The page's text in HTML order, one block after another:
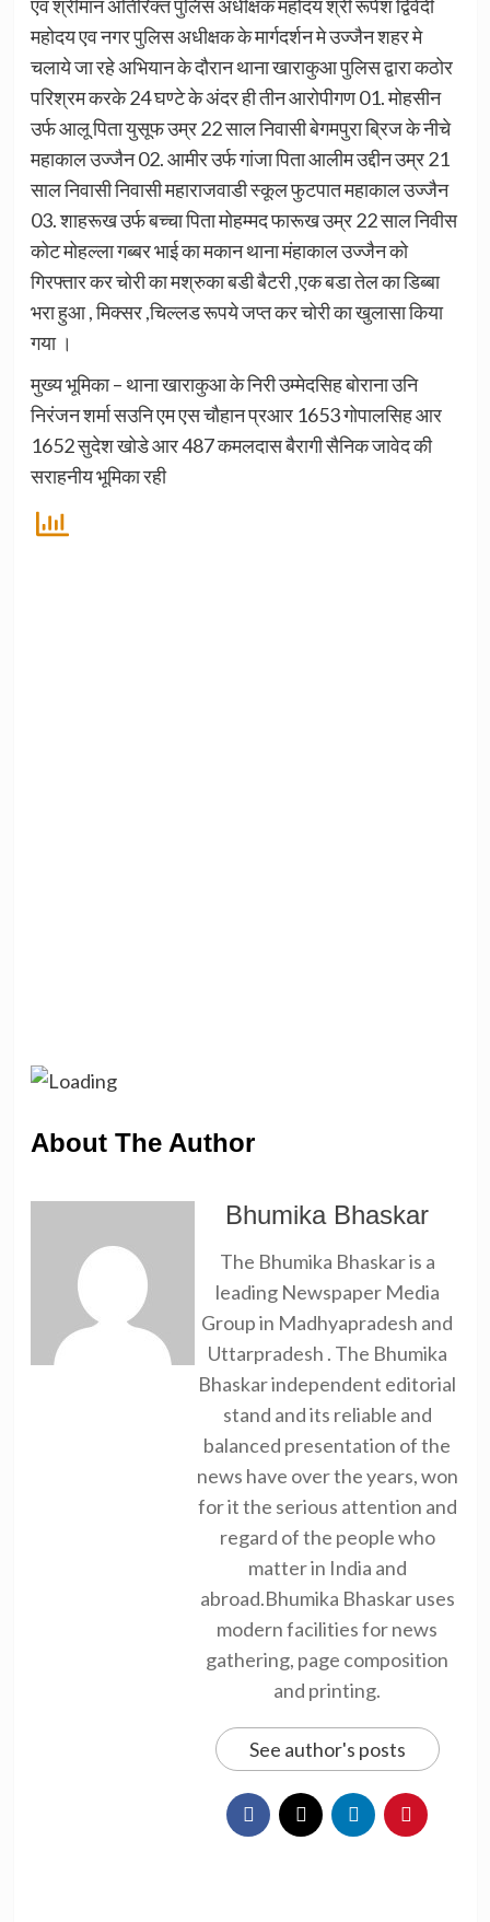
एव श्रीमान अतिरिक्त पुलिस अधीक्षक महोदय श्री रूपेश द्विवेदी
महोदय एव नगर पुलिस अधीक्षक के मार्गदर्शन मे उज्जैन शहर मे
चलाये जा रहे अभियान के दौरान थाना खाराकुआ पुलिस द्वारा कठोर
परिश्रम करके 24 घण्टे के अंदर ही तीन आरोपीगण 01. मोहसीन
उर्फ आलू पिता युसूफ उम्र 22 साल निवासी बेगमपुरा ब्रिज के नीचे
महाकाल उज्जैन 02. आमीर उर्फ गांजा पिता आलीम उद्दीन उम्र 21
साल निवासी निवासी महाराजवाडी स्कूल फुटपात महाकाल उज्जैन
03. शाहरूख उर्फ बच्चा पिता मोहम्मद फारूख उम्र 22 साल निवीस
कोट मोहल्ला गब्बर भाई का मकान थाना मंहाकाल उज्जैन को
गिरफ्तार कर चोरी का मश्रुका बडी बैटरी ,एक बडा तेल का डिब्बा
भरा हुआ , मिक्सर ,चिल्लड रूपये जप्त कर चोरी का खुलासा किया
गया ।
मुख्य भूमिका – थाना खाराकुआ के निरी उम्मेदसिह बोराना उनि
निरंजन शर्मा सउनि एम एस चौहान प्रआर 1653 गोपालसिह आर
1652 सुदेश खोडे आर 487 कमलदास बैरागी सैनिक जावेद की
सराहनीय भूमिका रही
About The Author
Bhumika Bhaskar
The Bhumika Bhaskar is a
leading Newspaper Media
Group in Madhyapradesh and
Uttarpradesh . The Bhumika
Bhaskar independent editorial
stand and its reliable and
balanced presentation of the
news have over the years, won
for it the serious attention and
regard of the people who
matter in India and
abroad.Bhumika Bhaskar uses
modern facilities for news
gathering, page composition
and printing.
See author's posts